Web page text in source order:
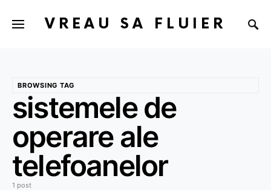
VREAU SA FLUIER
BROWSING TAG
sistemele de
operare ale
telefoanelor
1 post